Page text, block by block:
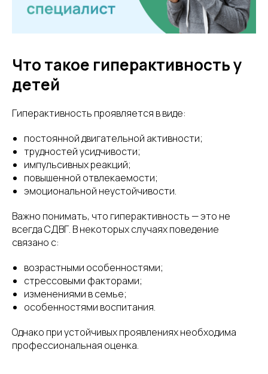
Что такое гиперактивность у
детей
Гиперактивность проявляется в виде:
постоянной двигательной активности;
трудностей усидчивости;
импульсивных реакций;
повышенной отвлекаемости;
эмоциональной неустойчивости.
Важно понимать, что гиперактивность — это не
всегда СДВГ. В некоторых случаях поведение
связано с:
возрастными особенностями;
стрессовыми факторами;
изменениями в семье;
особенностями воспитания.
Однако при устойчивых проявлениях необходима
профессиональная оценка.